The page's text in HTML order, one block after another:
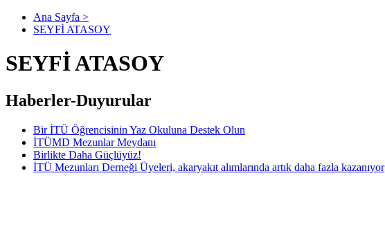
Ana Sayfa >
SEYFİ ATASOY
SEYFİ ATASOY
Haberler-Duyurular
Bir İTÜ Öğrencisinin Yaz Okuluna Destek Olun
İTÜMD Mezunlar Meydanı
Birlikte Daha Güçlüyüz!
İTÜ Mezunları Derneği Üyeleri, akaryakıt alımlarında artık daha fazla kazanıyor